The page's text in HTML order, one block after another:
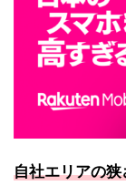
自社エリアの狭